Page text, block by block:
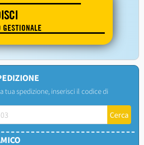
tua spedizione, inserisci il codice di